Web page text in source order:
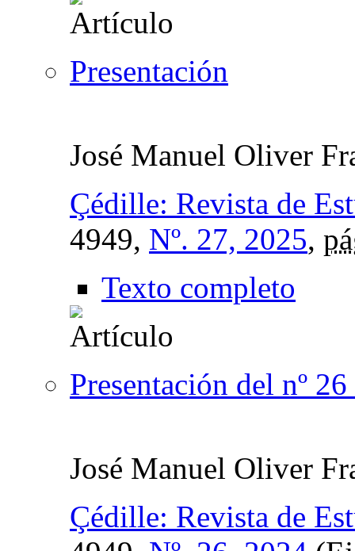
Presentación
José Manuel Oliver
Çédille: Revista de
4949, Nº. 27, 2025,
Texto completo
Presentación del nº
José Manuel Oliver
Çédille: Revista de